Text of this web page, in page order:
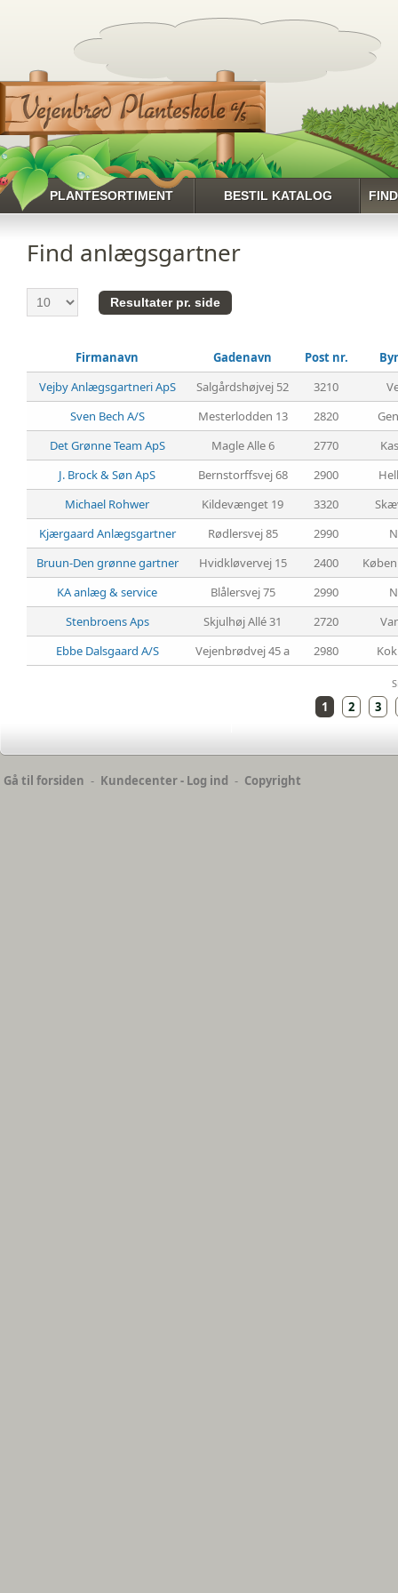
PLANTESORTIMENT
PLANTESORTIMENTET
RHODODENDRON
ROSER
STAUDER
BREGNER, GRÆSSER
FRUGTBUSKE
BUSKE, TRÆER OG
STEDSEGRØNNE
VILLAHÆK -
FÆRDIGHÆK
BLOMSTERLØG
MATERIALER
DANSK - LATIN
SIGNATURFORKLARING
BESTIL KATALOG
Find anlægsgartner
Firmanavn Gadenavn Post nr.
Vejby Anlægsgartneri ApS
Salgårdshøjvej 52 3210
Sven Bech A/S
Mesterlodden 13 2820
Det Grønne Team ApS
Magle Alle 6 2770
J. Brock & Søn ApS
Bernstorffsvej 68 2900
Michael Rohwer
Kildevænget 19 3320
Kjærgaard Anlægsgartner
Rødlersvej 85 2990
Bruun-Den grønne gartner
Hvidkløvervej 15 2400
KA anlæg & service
Blålersvej 75 2990
Stenbroens Aps
Skjulhøj Allé 31 2720
Ebbe Dalsgaard A/S
Vejenbrødvej 45 a 2980
1 2 3
Gå til forsiden - Kundecenter - Log ind - Copyright